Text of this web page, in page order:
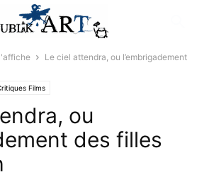
Le ciel attendra, ou l’embrigadement
Films
ou
des filles